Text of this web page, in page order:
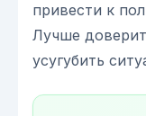
привести к
Лучше
усугубить